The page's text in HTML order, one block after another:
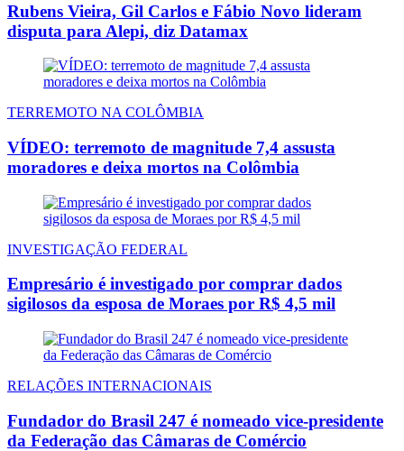
Rubens Vieira, Gil Carlos e Fábio Novo lideram
disputa para Alepi, diz Datamax
TERREMOTO NA COLÔMBIA
VÍDEO: terremoto de magnitude 7,4 assusta
moradores e deixa mortos na Colômbia
INVESTIGAÇÃO FEDERAL
Empresário é investigado por comprar dados
sigilosos da esposa de Moraes por R$ 4,5 mil
RELAÇÕES INTERNACIONAIS
Fundador do Brasil 247 é nomeado vice-presidente
da Federação das Câmaras de Comércio